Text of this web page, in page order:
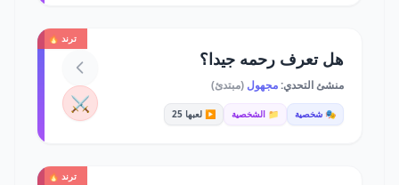
ترند 🔥
هل تعرف رحمه جيدا؟
منشئ التحدي:مجهول (مبتدئ)
🎭 شخصية 📁 الشخصية ▶️ لعبها 25 ⚔️
ترند 🔥